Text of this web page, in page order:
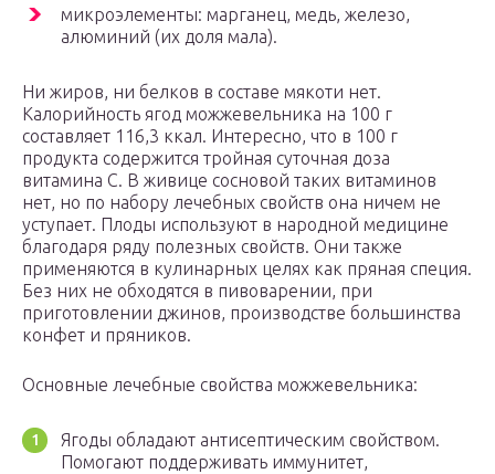
микроэлементы: марганец, медь, железо,
алюминий (их доля мала).
Ни жиров, ни белков в составе мякоти нет.
Калорийность ягод можжевельника на 100 г
составляет 116,3 ккал. Интересно, что в 100 г
продукта содержится тройная суточная доза
витамина С. В живице сосновой таких витаминов
нет, но по набору лечебных свойств она ничем не
уступает. Плоды используют в народной медицине
благодаря ряду полезных свойств. Они также
применяются в кулинарных целях как пряная специя.
Без них не обходятся в пивоварении, при
приготовлении джинов, производстве большинства
конфет и пряников.
Основные лечебные свойства можжевельника:
Ягоды обладают антисептическим свойством.
Помогают поддерживать иммунитет,